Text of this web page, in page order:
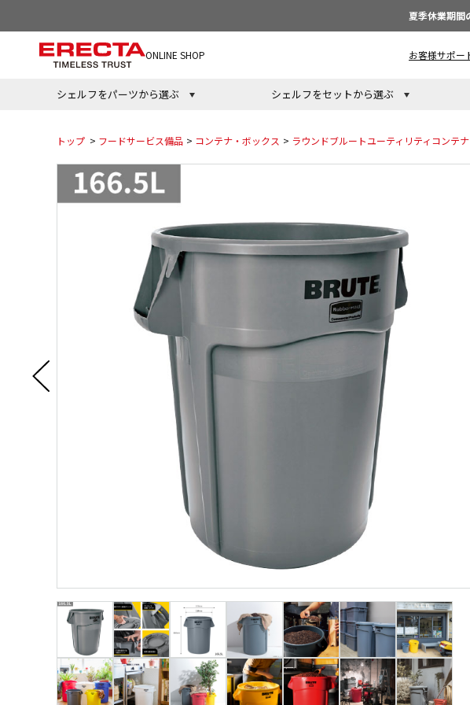
夏季休業期間
ONLINE SHOP お客様サポー
シェルフをパーツから選ぶ シェルフをセットから選ぶ
トップ > フードサービス備品 > コンテナ・ボックス > ラウンドブルートユーティリティコンテナ